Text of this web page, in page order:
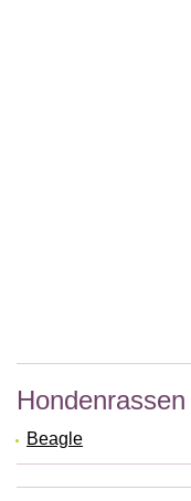
Hondenrassen
Beagle